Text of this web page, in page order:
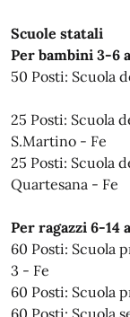
Scuole statali
Per bambini 3-6
50 Posti: Scuola
25 Posti: Scuola
S.Martino - Fe
25 Posti: Scuola
Quartesana - Fe
Per ragazzi 6-14
60 Posti: Scuola
3 - Fe
60 Posti: Scuola
60 Posti: Scuola